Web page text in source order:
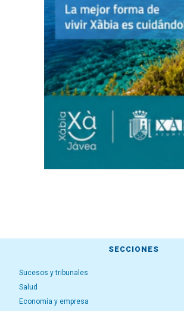
SECCIONES
Sucesos y tribunales
Salud
Economía y empresa